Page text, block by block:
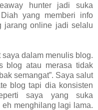
hunter jadi suka
yang memberi info
jarang online jadi selalu
dalam menulis blog.
blog atau merasa tidak
semangat”. Saya salut
blog tapi dia konsisten
saya yang suka
menghilang lagi lama.